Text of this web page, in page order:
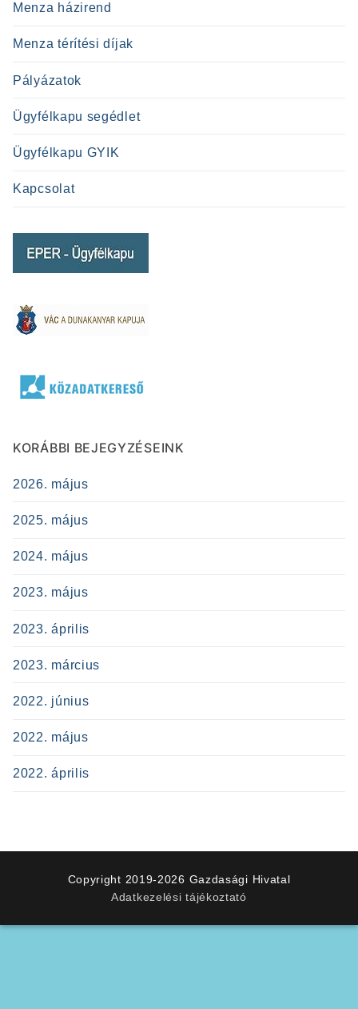
Menza házirend
Menza térítési díjak
Pályázatok
Ügyfélkapu segédlet
Ügyfélkapu GYIK
Kapcsolat
KORÁBBI BEJEGYZÉSEINK
2026. május
2025. május
2024. május
2023. május
2023. április
2023. március
2022. június
2022. május
2022. április
Copyright 2019-2026 Gazdasági Hivatal
Adatkezelési tájékoztató